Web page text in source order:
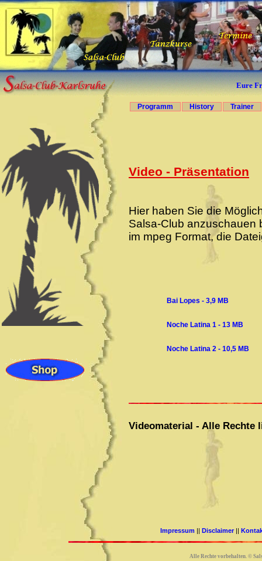
Programm History Trainer
Video - Präsentation
Hier haben Sie die
Salsa-Club anzuschauen
im mpeg Format, die
Bai Lopes - 3,9 MB
Noche Latina 1 - 13 MB
Noche Latina 2 - 10,5
Videomaterial - Alle Rechte
Impressum || Disclaimer ||
Alle Rechte vorbehalten. ©
Eure